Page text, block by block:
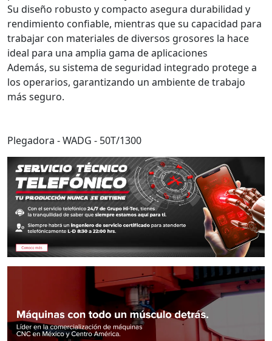
Su diseño robusto y compacto asegura durabilidad y
rendimiento confiable, mientras que su capacidad para
trabajar con materiales de diversos grosores la hace
ideal para una amplia gama de aplicaciones
Además, su sistema de seguridad integrado protege a
los operarios, garantizando un ambiente de trabajo
más seguro.
Plegadora - WADG - 50T/1300